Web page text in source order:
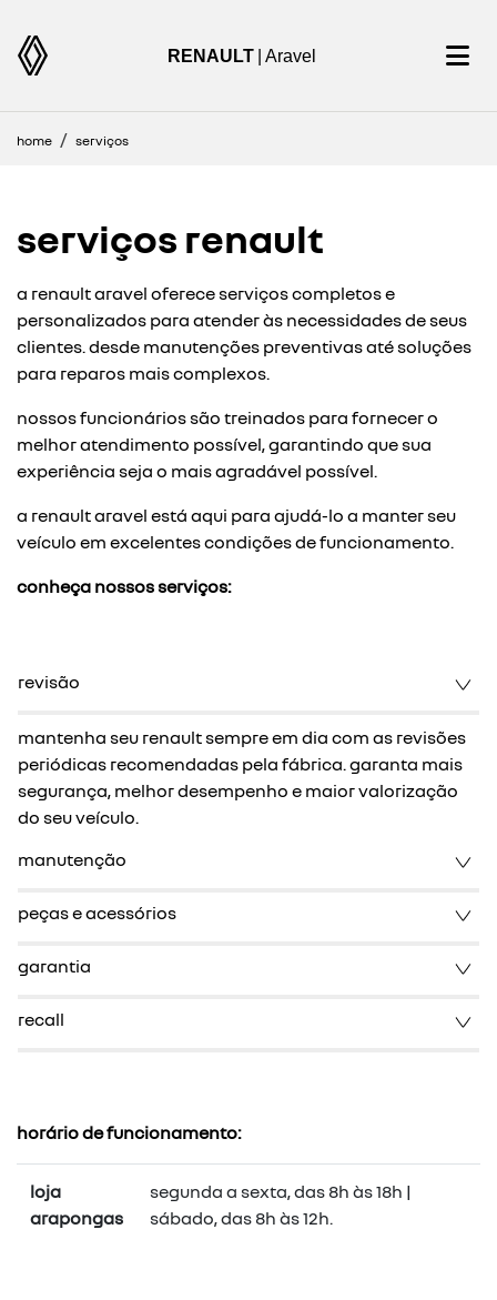
RENAULT | Aravel
home serviços
serviços renault
a renault aravel oferece serviços completos e
personalizados para atender às necessidades de seus
clientes. desde manutenções preventivas até soluções
para reparos mais complexos.
nossos funcionários são treinados para fornecer o
melhor atendimento possível, garantindo que sua
experiência seja o mais agradável possível.
a renault aravel está aqui para ajudá-lo a manter seu
veículo em excelentes condições de funcionamento.
conheça nossos serviços:
revisão
mantenha seu renault sempre em dia com as revisões
periódicas recomendadas pela fábrica. garanta mais
segurança, melhor desempenho e maior valorização
do seu veículo.
manutenção
peças e acessórios
garantia
recall
horário de funcionamento:
loja
arapongas
segunda a sexta, das 8h às 18h |
sábado, das 8h às 12h.